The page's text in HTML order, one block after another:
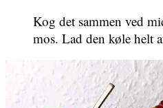
Kog det sammen ved
mos. Lad den køle helt